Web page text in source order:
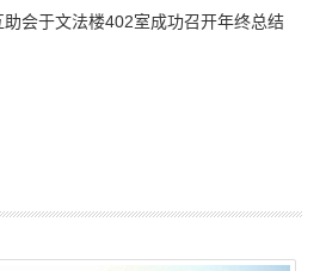
会于文法楼402室成功召开年终总结